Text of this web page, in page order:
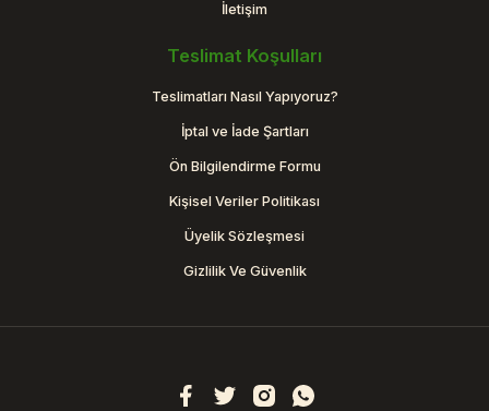
İletişim
Teslimat Koşulları
Teslimatları Nasıl Yapıyoruz?
İptal ve İade Şartları
Ön Bilgilendirme Formu
Kişisel Veriler Politikası
Üyelik Sözleşmesi
Gizlilik Ve Güvenlik